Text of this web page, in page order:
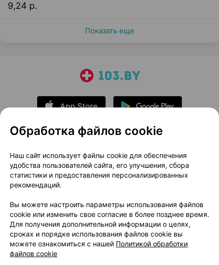
9,24 р.
Показать еще
О проекте
Новости проекта
Размещение рекламы
Медицинский маркетинг
Публичный договор
Доставка
Способы оплаты
Вакансии
Партнеры
Написать руководителю 103.by
Написать в поддержку
Персональные настройки Cookie
Обработка файлов cookie
Наш сайт использует файлы cookie для обеспечения
удобства пользователей сайта, его улучшения, сбора
статистики и предоставления персонализированных
рекомендаций.
Вы можете настроить параметры использования файлов
cookie или изменить свое согласие в более позднее время.
Для получения дополнительной информации о целях,
сроках и порядке использования файлов cookie вы
можете ознакомиться с нашей Политикой обработки
файлов cookie